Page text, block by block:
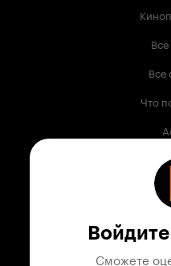
Все
Что
Служба
Сможете